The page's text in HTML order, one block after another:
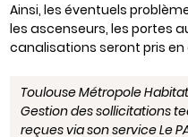
Ainsi, les éventuels
les ascenseurs, les portes
canalisations seront pris en
Toulouse Métropole
Gestion des sollicitations
reçues via son service Le